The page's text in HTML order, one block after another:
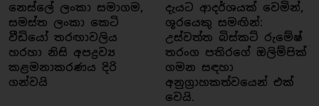
නෙස්ලේ ලංකා සමාගම,
සමස්ත ලංකා කෙටි
වීඩියෝ තරඟාවලිය
හරහා නිසි අපද්‍රව්‍ය
කළමනාකරණය දිරි
ගන්වයි
දැයට ආදර්ශයක් වෙමින්,
ශූරයෙකු සමඟින්:
උස්වත්ත බිස්කට් රුමේෂ්
තරංග පතිරගේ ඔලිම්පික්
ගමන සඳහා
අනුග්‍රාහකත්වයෙන් එක්
වෙයි.